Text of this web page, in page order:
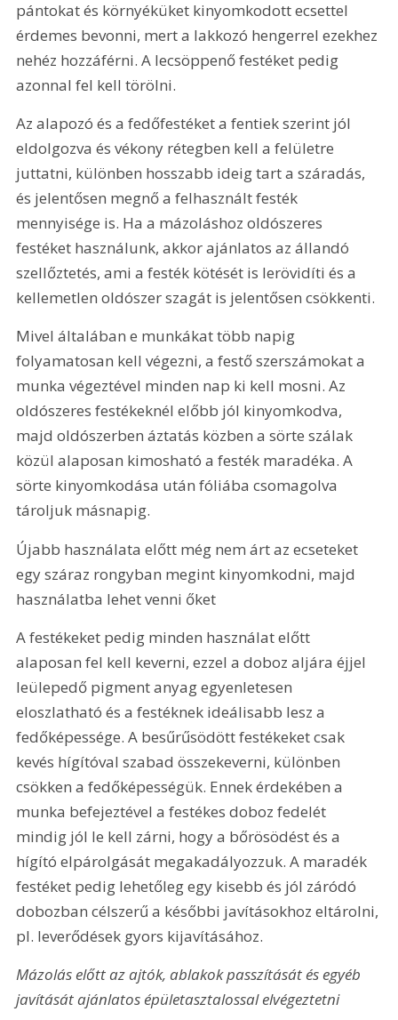
pántokat és környéküket kinyomkodott ecsettel
érdemes bevonni, mert a lakkozó hengerrel ezekhez
nehéz hozzáférni. A lecsöppenő festéket pedig
azonnal fel kell törölni.
Az alapozó és a fedőfestéket a fentiek szerint jól
eldolgozva és vékony rétegben kell a felületre
juttatni, különben hosszabb ideig tart a száradás,
és jelentősen megnő a felhasznált festék
mennyisége is. Ha a mázoláshoz oldószeres
festéket használunk, akkor ajánlatos az állandó
szellőztetés, ami a festék kötését is lerövidíti és a
kellemetlen oldószer szagát is jelentősen csökkenti.
Mivel általában e munkákat több napig
folyamatosan kell végezni, a festő szerszámokat a
munka végeztével minden nap ki kell mosni. Az
oldószeres festékeknél előbb jól kinyomkodva,
majd oldószerben áztatás közben a sörte szálak
közül alaposan kimosható a festék maradéka. A
sörte kinyomkodása után fóliába csomagolva
tároljuk másnapig.
Újabb használata előtt még nem árt az ecseteket
egy száraz rongyban megint kinyomkodni, majd
használatba lehet venni őket
A festékeket pedig minden használat előtt
alaposan fel kell keverni, ezzel a doboz aljára éjjel
leülepedő pigment anyag egyenletesen
eloszlatható és a festéknek ideálisabb lesz a
fedőképessége. A besűrűsödött festékeket csak
kevés hígítóval szabad összekeverni, különben
csökken a fedőképességük. Ennek érdekében a
munka befejeztével a festékes doboz fedelét
mindig jól le kell zárni, hogy a bőrösödést és a
hígító elpárolgását megakadályozzuk. A maradék
festéket pedig lehetőleg egy kisebb és jól záródó
dobozban célszerű a későbbi javításokhoz eltárolni,
pl. leverődések gyors kijavításához.
Mázolás előtt az ajtók, ablakok passzítását és egyéb
javítását ajánlatos épületasztalossal elvégeztetni